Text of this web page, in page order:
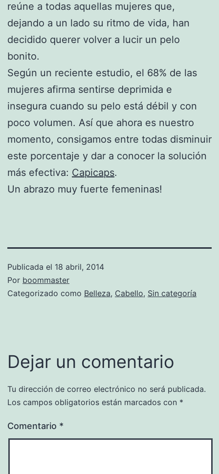
reúne a todas aquellas mujeres que,
dejando a un lado su ritmo de vida, han
decidido querer volver a lucir un pelo
bonito.
Según un reciente estudio, el 68% de las
mujeres afirma sentirse deprimida e
insegura cuando su pelo está débil y con
poco volumen. Así que ahora es nuestro
momento, consigamos entre todas disminuir
este porcentaje y dar a conocer la solución
más efectiva: Capicaps.
Un abrazo muy fuerte femeninas!
Publicada el 18 abril, 2014
Por boommaster
Categorizado como Belleza, Cabello, Sin categoría
Dejar un comentario
Tu dirección de correo electrónico no será publicada.
Los campos obligatorios están marcados con *
Comentario *